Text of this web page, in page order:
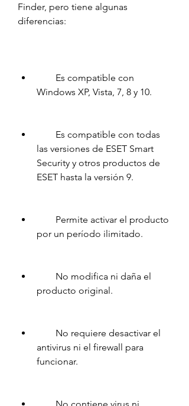
Finder, pero tiene algunas
diferencias:
Windows XP, Vista, 7, 8 y 10.
las versiones de ESET Smart
Security y otros productos de
ESET hasta la versión 9.
por un período ilimitado.
producto original.
antivirus ni el firewall para
funcionar.